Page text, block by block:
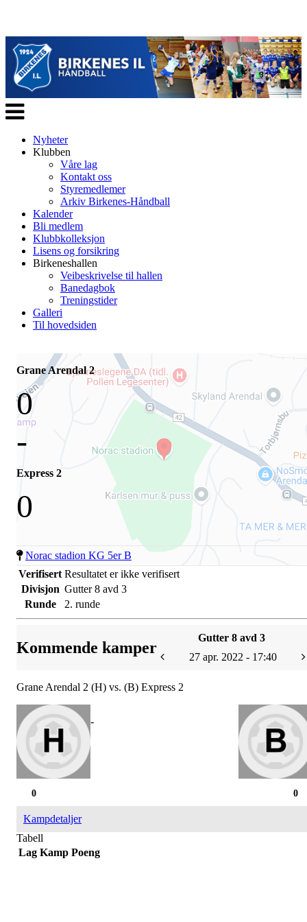
Veksle
navigasjon
Nyheter
Klubben
Våre lag
Kontakt oss
Styremedlemer
Arkiv Birkenes-Håndball
Kalender
Bli medlem
Klubbkolleksjon
Lisens og forsikring
Birkeneshallen
Veibeskrivelse til hallen
Banedagbok
Treningstider
Galleri
Til hovedsiden
Grane Arendal 2
0
-
Express 2
0
Norac stadion KG 5er B
Verifisert Resultatet er ikke verifisert
Divisjon Gutter 8 avd 3
Runde
2. runde
Kommende kamper
Gutter 8 avd 3
27 apr. 2022 - 17:40
Grane Arendal 2 (H) vs. (B) Express 2
-
0
0
Kampdetaljer
Tabell
Lag Kamp Poeng